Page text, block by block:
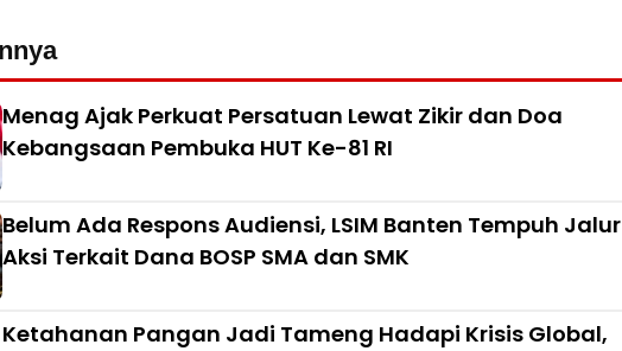
Menag Ajak Perkuat Persatuan Lewat Zikir dan Doa
Kebangsaan Pembuka HUT Ke-81 RI
Belum Ada Respons Audiensi, LSIM Banten Tempuh Jalur
Aksi Terkait Dana BOSP SMA dan SMK
Ketahanan Pangan Jadi Tameng Hadapi Krisis Global,